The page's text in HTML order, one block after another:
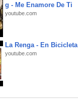
g - Me Enamore De Ti
youtube.com
La Renga - En Bicicleta
youtube.com